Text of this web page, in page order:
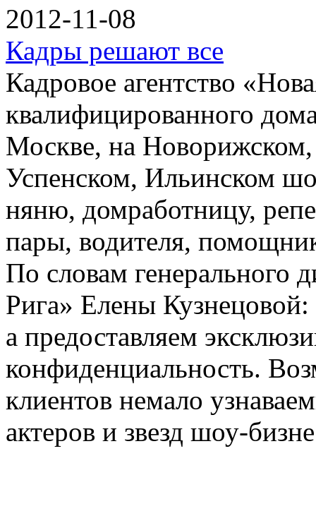
2012-11-08
Кадры решают все
Кадровое агентство
квалифицированного
Москве, на Новорижском,
Успенском, Ильинском
няню, домработницу,
пары, водителя,
По словам генерального
Рига» Елены
а предоставляем
конфиденциальность.
клиентов немало
актеров и звезд шоу-